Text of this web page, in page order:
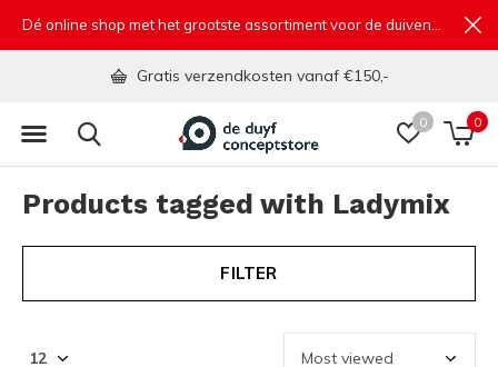
0 0
Gratis verzendkosten vanaf €150,-
Products tagged with Ladymix
FILTER